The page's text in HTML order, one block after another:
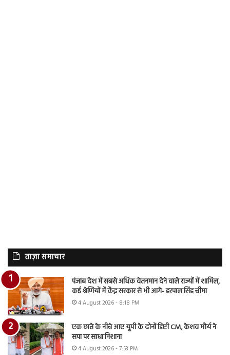
ताज़ा समाचार
पंजाब देश में सबसे अधिक वेतनमान देने वाले राज्यों में शामिल,
कई श्रेणियों में केंद्र सरकार से भी आगे- हरपाल सिंह चीमा
4 August 2026 - 8:18 PM
एक छाते के नीचे आए यूपी के दोनों डिप्टी CM, केशव मौर्य ने
सपा पर साधा निशाना
4 August 2026 - 7:53 PM